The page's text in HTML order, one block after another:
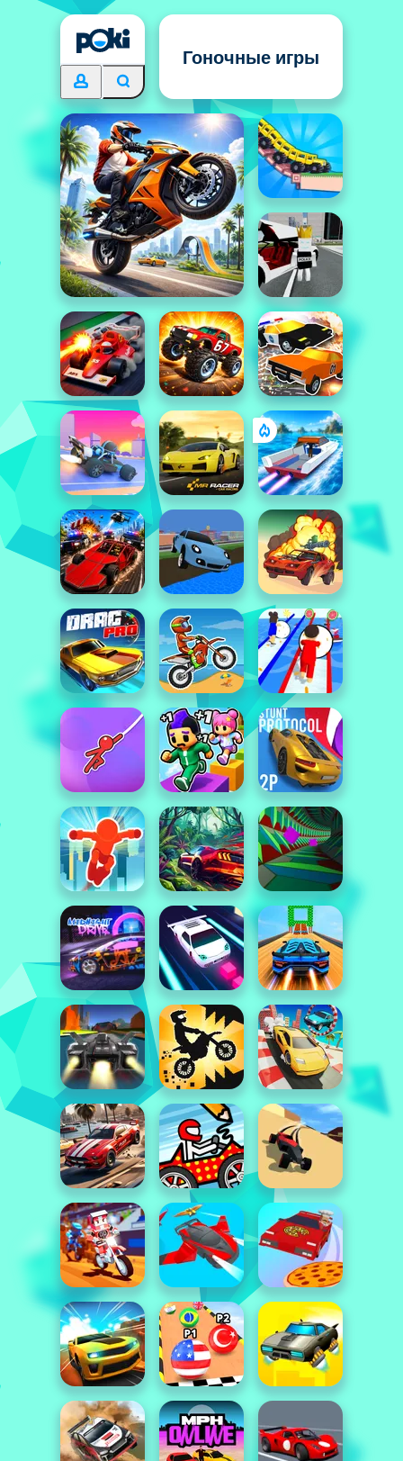
Гоночные игры